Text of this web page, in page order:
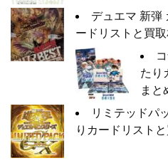
デュエマ 新弾
ードリストと買
たり
まと
リミテッドパ
りカードリスト